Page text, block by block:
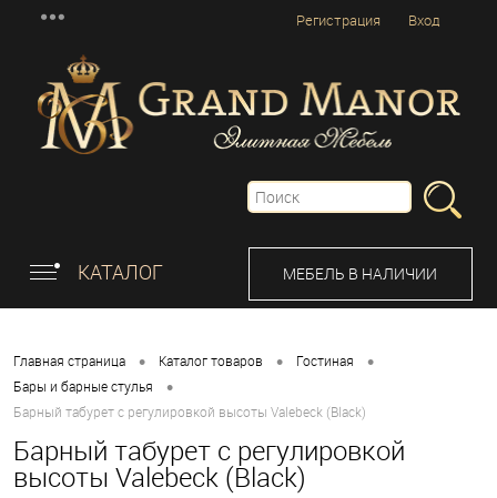
Вход
Регистрация
КАТАЛОГ МЕБЕЛЬ В НАЛИЧИИ
Главная страница • Каталог товаров • Гостиная •
Бары и барные стулья •
Барный табурет с регулировкой высоты Valebeck (Black)
Барный табурет с регулировкой
высоты Valebeck (Black)